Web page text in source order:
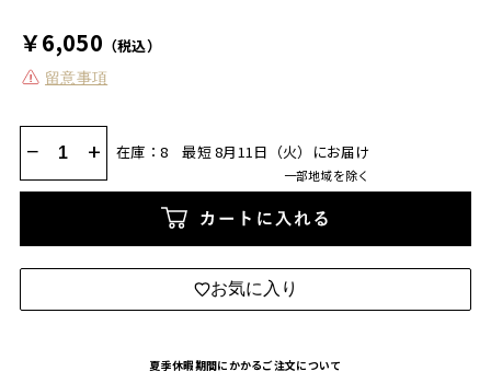
￥6,050 （税込）
留意事項
− + 在庫：8 最短 8月11日（火）にお届け
一部地域を除く
カートに入れる
お気に入り
夏季休暇期間にかかるご注文について